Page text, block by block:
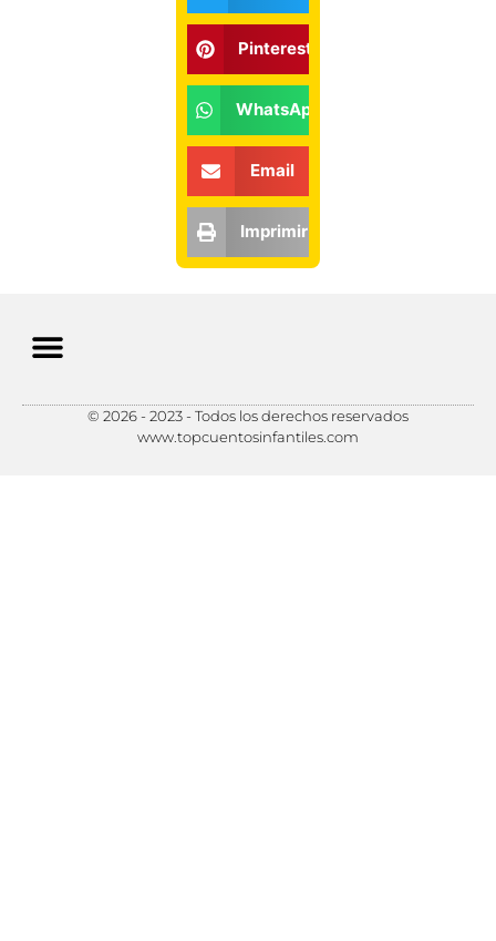
Pinterest
WhatsApp
Email
Imprimir
© 2026 - 2023 - Todos los derechos reservados
www.topcuentosinfantiles.com